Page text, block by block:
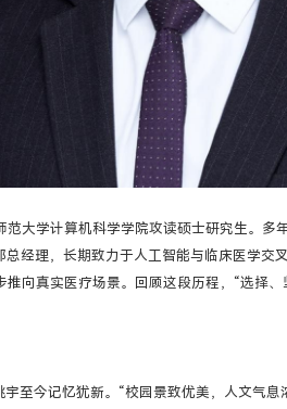
范大学计算机科学学院攻读硕士研究生。
经理，长期致力于人工智能与临床医学交
向真实医疗场景。回顾这段历程，“选择、
至今记忆犹新。“校园景致优美，人文气